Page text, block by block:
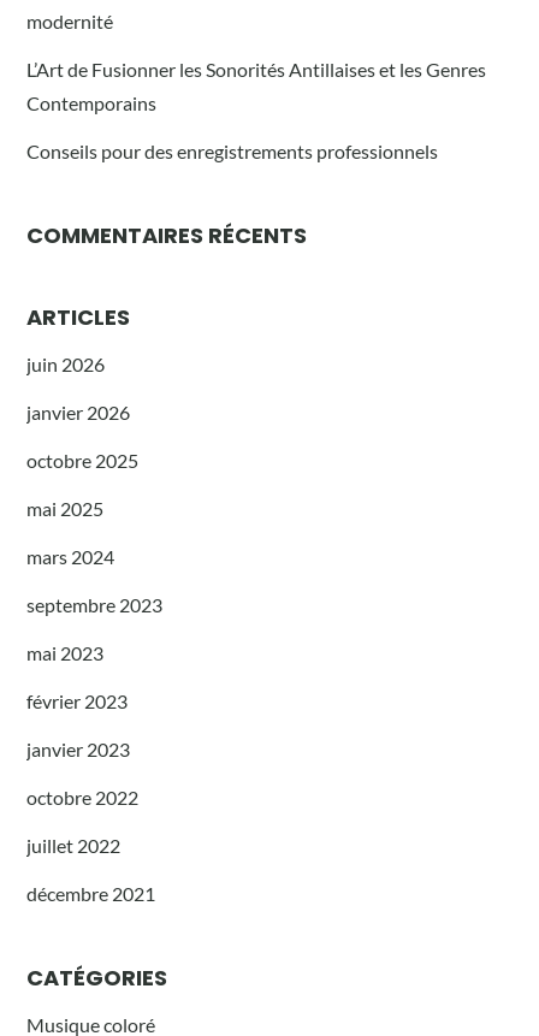
modernité
L’Art de Fusionner les Sonorités Antillaises et les Genres
Contemporains
Conseils pour des enregistrements professionnels
COMMENTAIRES RÉCENTS
ARTICLES
juin 2026
janvier 2026
octobre 2025
mai 2025
mars 2024
septembre 2023
mai 2023
février 2023
janvier 2023
octobre 2022
juillet 2022
décembre 2021
CATÉGORIES
Musique coloré